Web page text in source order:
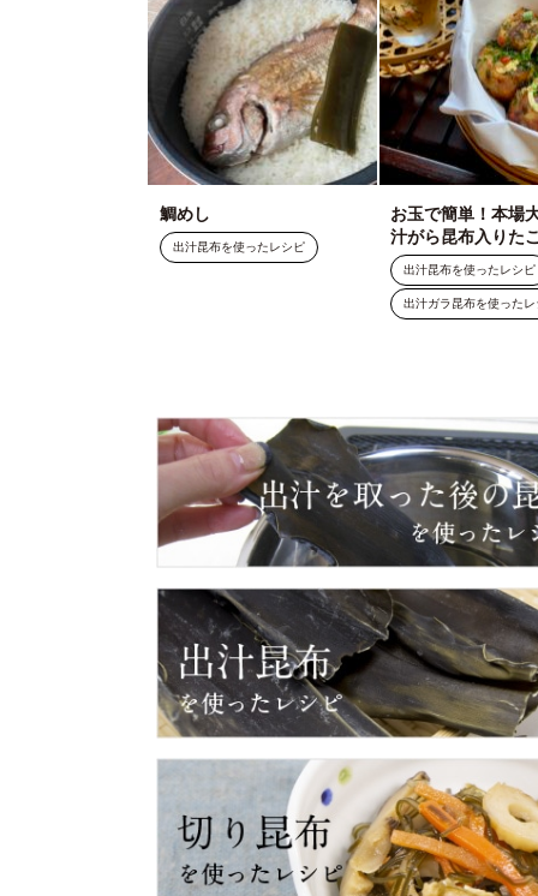
鯛めし
出汁昆布を使ったレシピ
お玉で簡単！本場
汁がら昆布入りた
出汁昆布を使ったレシピ
出汁ガラ昆布を使ったレ